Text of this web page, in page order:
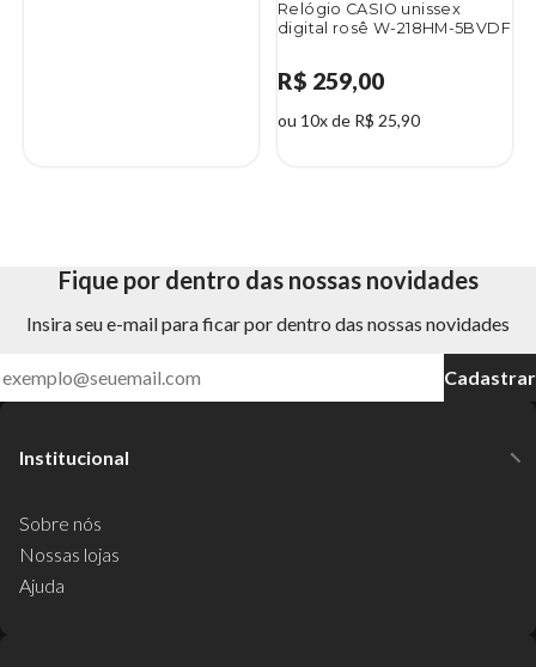
Relógio CASIO unissex
digital rosê W-218HM-5BVDF
R$ 259,00
ou 10x de R$ 25,90
Fique por dentro das nossas novidades
Insira seu e-mail para ficar por dentro das nossas novidades
Cadastrar
Institucional
Sobre nós
Nossas lojas
Ajuda